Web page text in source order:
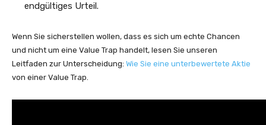
endgültiges Urteil.
Wenn Sie sicherstellen wollen, dass es sich um echte Chancen
und nicht um eine Value Trap handelt, lesen Sie unseren
Leitfaden zur Unterscheidung: Wie Sie eine unterbewertete Aktie
von einer Value Trap.